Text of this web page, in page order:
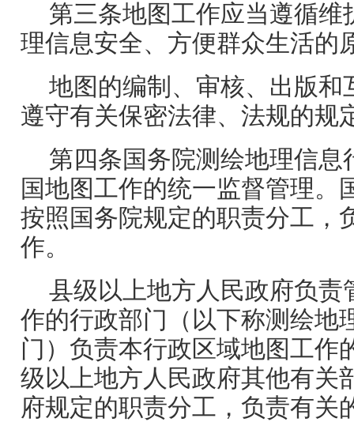
第三条地图工作应当遵循维
理信息安全、方便群众生活的
地图的编制、审核、出版和
遵守有关保密法律、法规的规
第四条国务院测绘地理信息
国地图工作的统一监督管理。
按照国务院规定的职责分工，
作。
县级以上地方人民政府负责
作的行政部门（以下称测绘地
门）负责本行政区域地图工作
级以上地方人民政府其他有关
府规定的职责分工，负责有关